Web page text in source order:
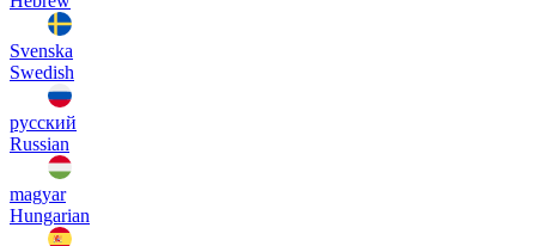
Svenska
Swedish
русский
Russian
magyar
Hungarian